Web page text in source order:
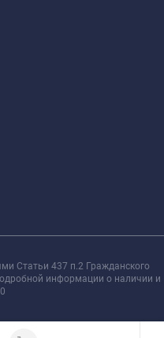
Статьи 437 п.2 Гражданского
информации о наличии и